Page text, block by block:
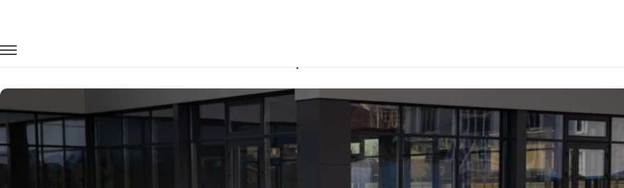
Заказать Zeekr 007 с водителем в Луганске